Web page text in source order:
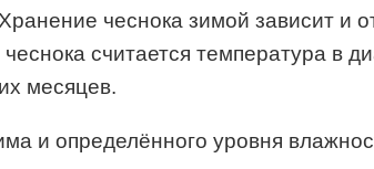
чеснока зимой зависит и
считается температура в
месяцев.
и определённого уровня